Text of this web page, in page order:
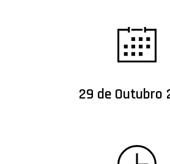
29 de Outubro